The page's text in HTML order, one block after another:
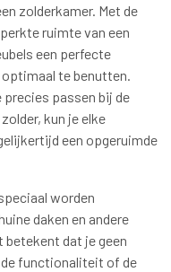
zolderkamer. Met de
ruimte van een
een perfecte
te benutten.
passen bij de
kun je elke
een opgeruimde
worden
daken en andere
dat je geen
functionaliteit of de